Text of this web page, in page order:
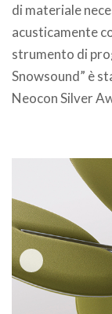
di materiale
acusticamente
strumento di
Snowsound” è
Neocon Silver